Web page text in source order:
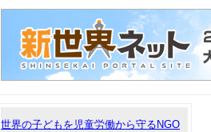
世界の子どもを児童労働から守るNGO